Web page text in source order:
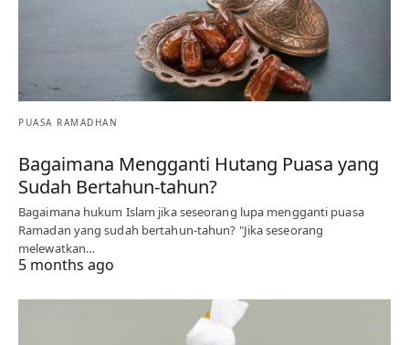
PUASA RAMADHAN
Bagaimana Mengganti Hutang Puasa yang
Sudah Bertahun-tahun?
Bagaimana hukum Islam jika seseorang lupa mengganti puasa
Ramadan yang sudah bertahun-tahun? "Jika seseorang
melewatkan…
5 months ago